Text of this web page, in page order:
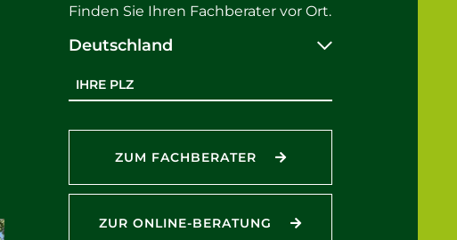
Finden Sie Ihren Fachberater vor Ort.
Deutschland
Postleitzahl
ZUM FACHBERATER
ZUR ONLINE-BERATUNG